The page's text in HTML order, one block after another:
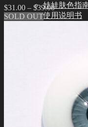
娃娃肤色指
使用说明书
한국어 ￦
NEO
English $ USD
日本語 ￥
$31.00 – $39.00
SOLD OUT